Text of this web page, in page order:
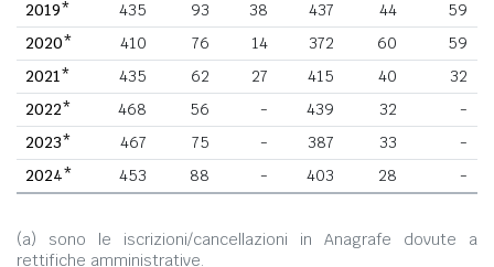
2019* 435 93 38 437 44
59
2020*
410 76 14 372 60
59
2021*
435 62 27 415 40
32
2022*
468 56 - 439 32
-
2023*
467 75 - 387 33
-
2024*
453 88 - 403 28 -
(a) sono le iscrizioni/cancellazioni in Anagrafe dovute a
rettifiche amministrative.